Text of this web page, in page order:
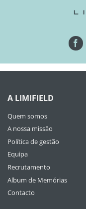
A LIMIFIELD
Quem somos
A nossa missão
Política de gestão
Equipa
Recrutamento
Album de Memórias
Contacto